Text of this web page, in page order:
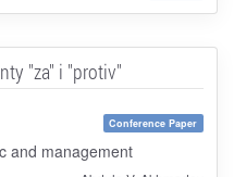
"za" i "protiv"
Conference Paper
and management